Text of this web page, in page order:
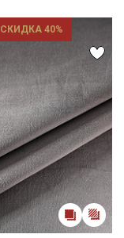
СКИДКА 40%